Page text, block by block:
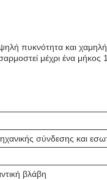
πυκνότητα και
μέχρι ένα μήκος
σύνδεσης και
βλάβη